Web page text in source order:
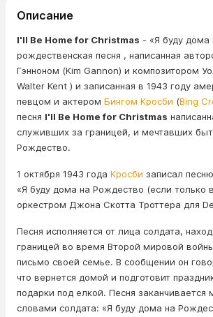
Описание
I'll Be Home for Christmas - «Я буду дома
рождественская песня , написанная
Гэнноном (Kim Gannon) и композитором
Walter Kent ) и записанная в 1943 году
певцом и актером Бингом Кросби (Bing
песня I'll Be Home for Christmas
служивших за границей, и мечтавших
Рождество.
1 октября 1943 года Кросби записал
«Я буду дома на Рождество (если только
оркестром Джона Скотта Троттера для
Песня исполняется от лица солдата,
границей во время Второй мировой
письмо своей семье. В сообщении он
что вернется домой и подготовит
подарки под елкой. Песня заканчивается
словами солдата: «Я буду дома на